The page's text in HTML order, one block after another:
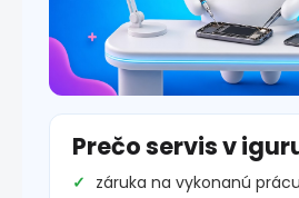
Prečo servis v
záruka na vykonanú